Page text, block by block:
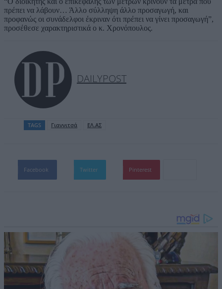
πρέπει να λάβουν… Άλλο σύλληψη άλλο προσαγωγή, και
προφανώς οι συνάδελφοι έκριναν ότι πρέπει να γίνει προσαγωγή”,
προσέθεσε χαρακτηριστικά ο κ. Χρονόπουλος.
DAILYPOST
TAGS Γιαννιτσά ΕΛ.ΑΣ
Facebook Twitter Pinterest